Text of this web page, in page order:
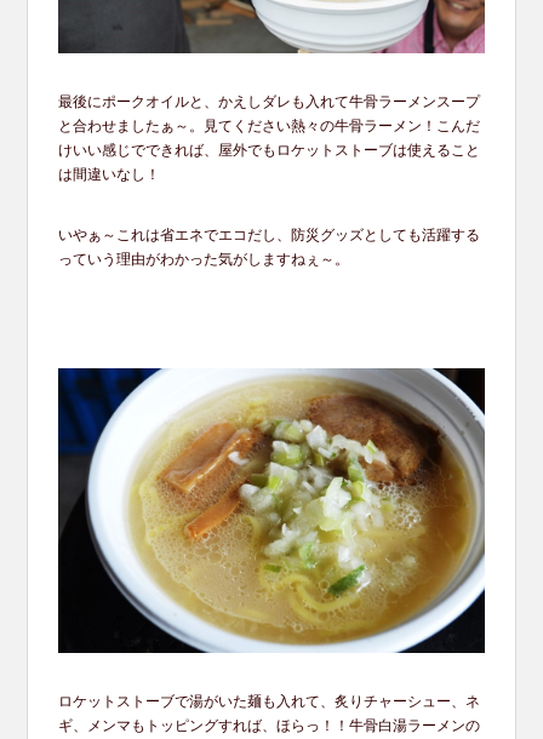
最後にポークオイルと、かえしダレも入れて牛骨ラーメンスープ
と合わせましたぁ～。見てください熱々の牛骨ラーメン！こんだ
けいい感じでできれば、屋外でもロケットストーブは使えること
は間違いなし！
いやぁ～これは省エネでエコだし、防災グッズとしても活躍する
っていう理由がわかった気がしますねぇ～。
ロケットストーブで湯がいた麺も入れて、炙りチャーシュー、ネ
ギ、メンマもトッピングすれば、ほらっ！！牛骨白湯ラーメンの